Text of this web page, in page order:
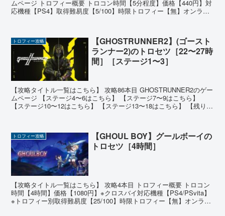
ムページ トロフィー概要 トロコン時間【5分程度】価格【440円】対
応機種【PS4】取得難易度【5/100】時限トロフィー【無】オンライ
トロフィー攻略
【GHOSTRUNNER2】(ゴースト
ランナー2)のトロセツ［22〜27時
間］［ステージ1〜3］
【攻略タイトル一覧はこちら】 攻略86本目 GHOSTRUNNER2のゲー
ムページ 【ステージ4〜6はこちら】 【ステージ7〜9はこちら】
【ステージ10〜12はこちら】 【ステージ13〜18はこちら】 【残りの
トロフィー攻略
【GHOUL BOY】グールボーイの
トロセツ［4時間］
【攻略タイトル一覧はこちら】 攻略4本目 トロフィー概要 トロコン
時間【4時間】価格【1080円】※クロスバイ対応機種【PS4/PSvita】
※トロフィー別取得難易度【25/100】時限トロフィー【無】オンライ